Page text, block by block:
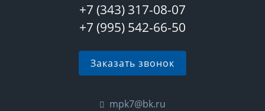
+7 (343) 317-08-07
+7 (995) 542-66-50
Заказать звонок
mpk7@bk.ru